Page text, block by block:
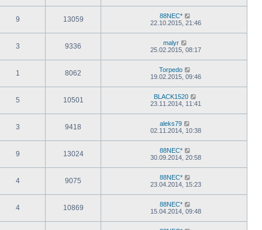
9 13059
88NEC*
22.10.2015, 21:46
3 9336
malyr
25.02.2015, 08:17
1 8062
Torpedo
19.02.2015, 09:46
5 10501
BLACK1520
23.11.2014, 11:41
3 9418
aleks79
02.11.2014, 10:38
9 13024
88NEC*
30.09.2014, 20:58
4 9075
88NEC*
23.04.2014, 15:23
4 10869
88NEC*
15.04.2014, 09:48